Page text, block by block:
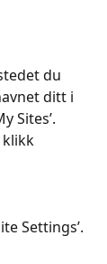
du
ditt i
Sites’.
klikk
Settings’.